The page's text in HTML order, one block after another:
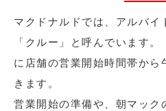
マクドナルドでは、アルバイ
「クルー」と呼んでいます
に店舗の営業開始時間帯から
きます。
営業開始の準備や、朝マック